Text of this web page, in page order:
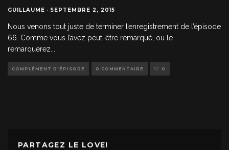
GUILLAUME · SEPTEMBRE 2, 2015
Nous venons tout juste de terminer l’enregistrement de l’épisode
66. Comme vous l’avez peut-être remarqué, ou le
remarquerez
COMPLÉMENT D'ÉPISODE 0 COMMENTAIRE 0
PARTAGEZ LE LOVE!